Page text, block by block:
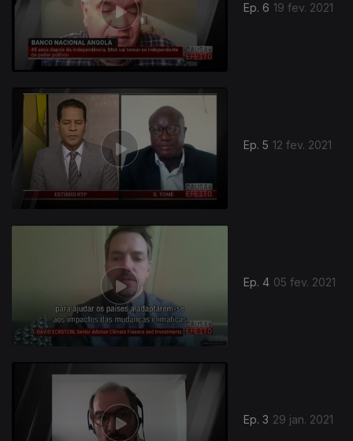
Ep. 6 19 fev. 2021
Ep. 5 12 fev. 2021
Ep. 4 05 fev. 2021
Ep. 3 29 jan. 2021